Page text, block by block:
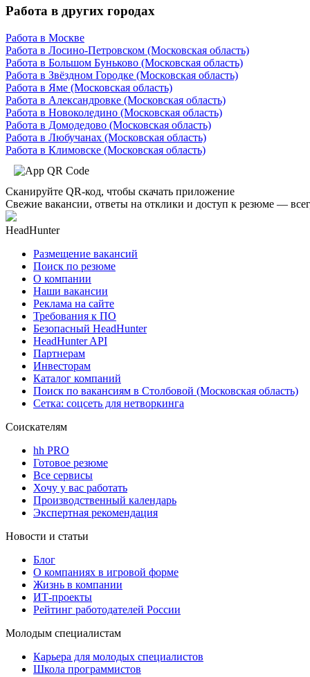
Работа в других городах
Работа в Москве
Работа в Лосино-Петровском (Московская область)
Работа в Большом Буньково (Московская область)
Работа в Звёздном Городке (Московская область)
Работа в Яме (Московская область)
Работа в Александровке (Московская область)
Работа в Новоколедино (Московская область)
Работа в Домодедово (Московская область)
Работа в Любучанах (Московская область)
Работа в Климовске (Московская область)
Сканируйте QR-код, чтобы скачать приложение
Свежие вакансии, ответы на отклики и доступ к резюме —
HeadHunter
Размещение вакансий
Поиск по резюме
О компании
Наши вакансии
Реклама на сайте
Требования к ПО
Безопасный HeadHunter
HeadHunter API
Партнерам
Инвесторам
Каталог компаний
Поиск по вакансиям в Столбовой (Московская область)
Сетка: соцсеть для нетворкинга
Соискателям
hh PRO
Готовое резюме
Все сервисы
Хочу у вас работать
Производственный календарь
Экспертная рекомендация
Новости и статьи
Блог
О компаниях в игровой форме
Жизнь в компании
ИТ-проекты
Рейтинг работодателей России
Молодым специалистам
Карьера для молодых специалистов
Школа программистов